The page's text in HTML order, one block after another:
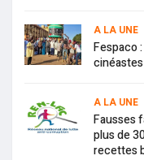
A LA UNE
Fespaco
A LA UNE
Fausses
plus de
recettes